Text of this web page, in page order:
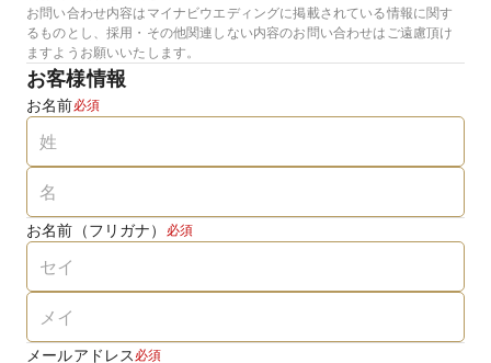
お問い合わせ内容はマイナビウエディングに掲載されている情報に関す
るものとし、採用・その他関連しない内容のお問い合わせはご遠慮頂け
ますようお願いいたします。
お客様情報
お名前必須
お名前（フリガナ） 必須
メールアドレス 必須